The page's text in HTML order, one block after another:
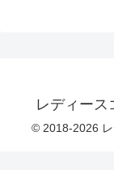
レディース
© 2018-2026 レ